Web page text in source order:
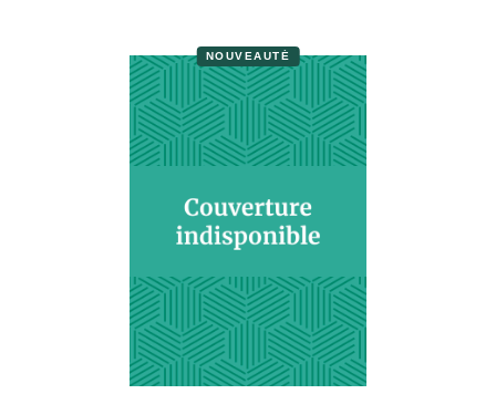
NOUVEAUTÉ